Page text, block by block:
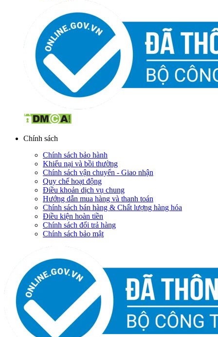
Chính sách
Chính sách bảo hành
Khiếu nại và bồi thường
Chính sách vận chuyển - Giao nhận
Quy chế hoạt động
Điều khoản dịch vụ chung
Hướng dẫn mua hàng và thanh toán
Chính sách bán hàng & Chất lượng hàng hóa
Điều kiện hoàn tiền
Chính sách đổi trả hàng
Chính sách bảo mật